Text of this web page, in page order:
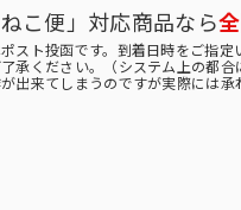
ねこ便」対応商品なら
スト投函です。到着日時をご指定
承ください。（システム上の都
出来てしまうのですが実際には承